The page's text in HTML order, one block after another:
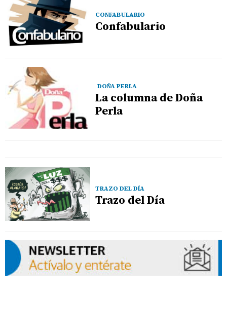
CONFABULARIO
Confabulario
DOÑA PERLA
La columna de Doña
Perla
TRAZO DEL DÍA
Trazo del Día